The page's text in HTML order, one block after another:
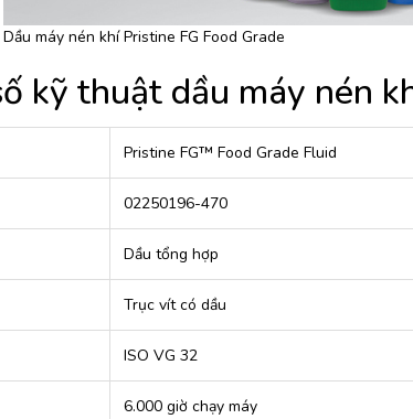
Dầu máy nén khí Pristine FG Food Grade
kỹ thuật dầu máy nén
Pristine FG™ Food Grade Fluid
02250196-470
Dầu tổng hợp
Trục vít có dầu
ISO VG 32
6.000 giờ chạy máy